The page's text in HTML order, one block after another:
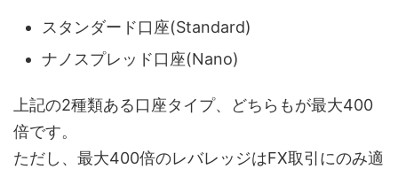
スタンダード口座(Standard)
ナノスプレッド口座(Nano)
上記の2種類ある口座タイプ、どちらもが最大400
倍です。
ただし、最大400倍のレバレッジはFX取引にのみ適